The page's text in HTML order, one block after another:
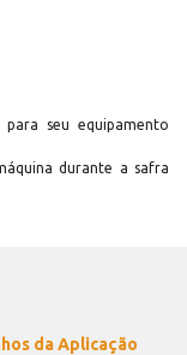
seu equipamento
durante a safra
da Aplicação